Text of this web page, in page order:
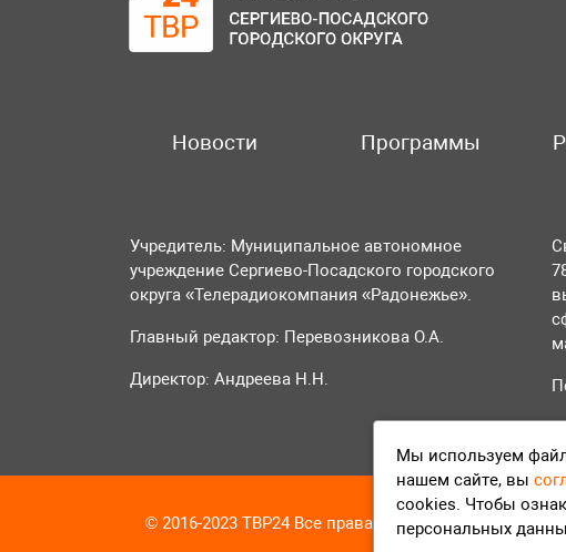
Новости Программы
Учредитель: Муниципальное автономное
учреждение Сергиево-Посадского городского
округа «Телерадиокомпания «Радонежье».
Главный редактор: Перевозникова О.А.
Директор: Андреева Н.Н.
© 2016-2023 ТВР24 Все права защищены
Мы используем
нашем сайте, вы
cookies. Чтобы
персональных